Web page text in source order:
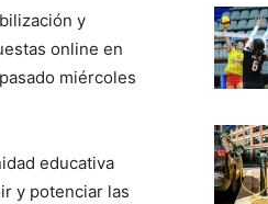
y
online en
miércoles
educativa
y potenciar las